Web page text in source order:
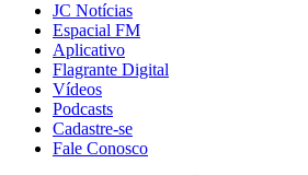
JC Notícias
Espacial FM
Aplicativo
Flagrante Digital
Vídeos
Podcasts
Cadastre-se
Fale Conosco